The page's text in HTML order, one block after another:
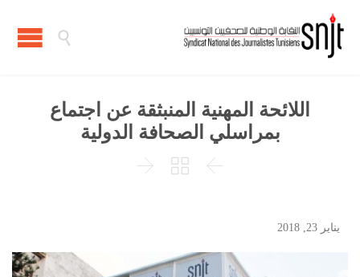

اللائحة المهنية المنبثقة عن اجتماع
بمراسلي الصحافة الدولية



يناير 23, 2018